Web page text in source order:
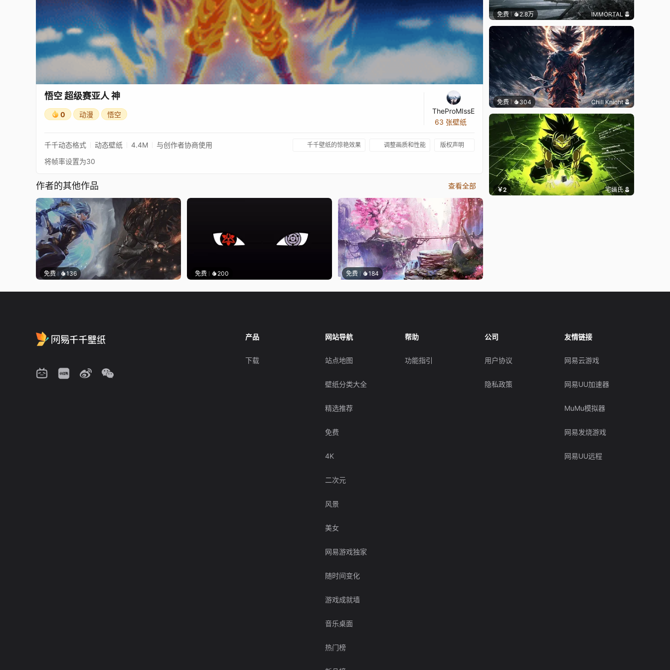
悟空 超级赛亚人 神
0 动漫 悟空
TheProMIssE
63 张壁纸
千千动态格式 动态壁纸 4.4M 与创作者协商使用 千千壁纸的惊艳效果 调整画质和性能 版权声明
将帧率设置为30
作者的其他作品 查看全部
免费 136 免费 200 免费 184
免费 2.8万 IMMORTAL
免费 304 Chill Knight
￥2 宅婳氏
产品
下载
网站导航
站点地图
壁纸分类大全
精选推荐
免费
4K
二次元
风景
美女
网易游戏独家
随时间变化
游戏成就墙
音乐桌面
热门榜
帮助
功能指引
公司
用户协议
隐私政策
友情链接
网易云游戏
网易UU加速器
MuMu模拟器
网易发烧游戏
网易UU远程